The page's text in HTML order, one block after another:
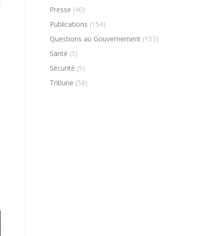
Presse (40)
Publications (154)
Questions au Gouvernement (153)
Santé (5)
Sécurité (5)
Tribune (58)